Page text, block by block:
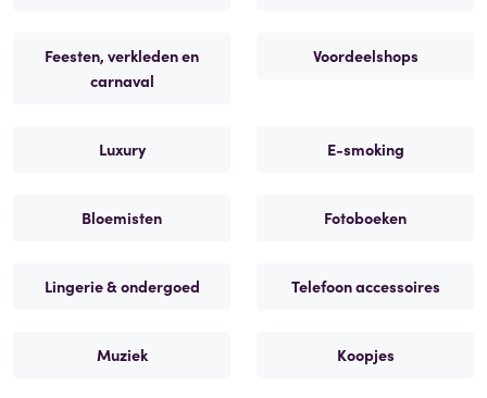
Feesten, verkleden en
carnaval
Voordeelshops
Luxury E-smoking
Bloemisten Fotoboeken
Lingerie & ondergoed Telefoon accessoires
Muziek Koopjes